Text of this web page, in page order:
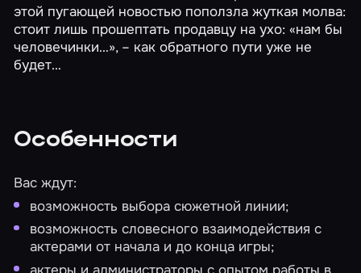
этой пугающей новостью поползла жуткая молва:
стоит лишь прошептать продавцу на ухо: «нам бы
человечинки…», – как обратного пути уже не
будет…
Особенности
Вас ждут:
возможность выбора сюжетной линии;
возможность словесного взаимодействия с
актерами от начала и до конца игры;